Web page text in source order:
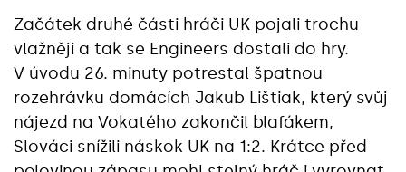
Začátek druhé části hráči UK pojali trochu
vlažněji a tak se Engineers dostali do hry.
V úvodu 26. minuty potrestal špatnou
rozehrávku domácích Jakub Lištiak, který svůj
nájezd na Vokatého zakončil blafákem,
Slováci snížili náskok UK na 1:2. Krátce před